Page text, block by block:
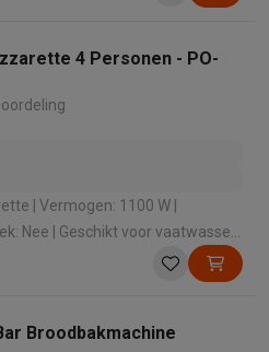
4 Personen - PO-
W |
Nee | Geschikt voor vaatwasser:
Ja
Broodbakmachine